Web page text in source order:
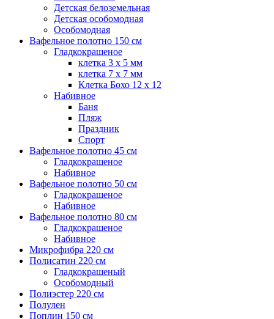
Детская белоземельная
Детская особомодная
Особомодная
Вафельное полотно 150 см
Гладкокрашеное
клетка 3 х 5 мм
клетка 7 х 7 мм
Клетка Бохо 12 x 12
Набивное
Баня
Пляж
Праздник
Спорт
Вафельное полотно 45 см
Гладкокрашеное
Набивное
Вафельное полотно 50 см
Гладкокрашеное
Набивное
Вафельное полотно 80 см
Гладкокрашеное
Набивное
Микрофибра 220 см
Полисатин 220 см
Гладкокрашеный
Особомодный
Полиэстер 220 см
Полулен
Поплин 150 см